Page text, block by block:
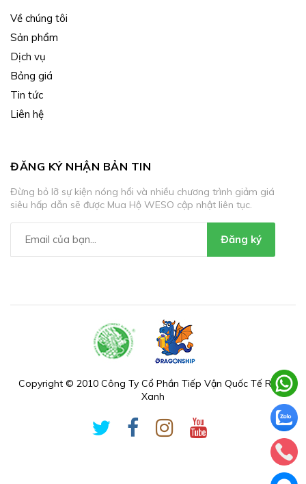
Về chúng tôi
Sản phẩm
Dịch vụ
Bảng giá
Tin tức
Liên hệ
ĐĂNG KÝ NHẬN BẢN TIN
Đừng bỏ lỡ sự kiện nóng hổi và nhiều chương trình giảm giá
siêu hấp dẫn sẽ được Mua Hộ WESO cập nhật liên tục.
Đăng ký
Copyright © 2010 Công Ty Cổ Phần Tiếp Vận Quốc Tế Rồng
Xanh